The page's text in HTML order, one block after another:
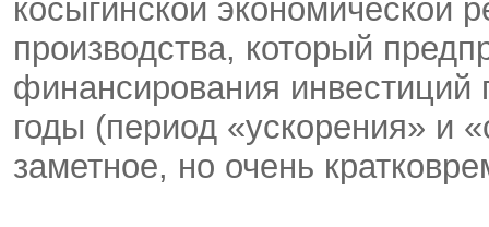
косыгинской
производства, который
финансирования
годы (период «ускорения» и
заметное, но очень